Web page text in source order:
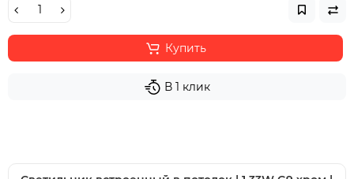
Купить
В 1 клик